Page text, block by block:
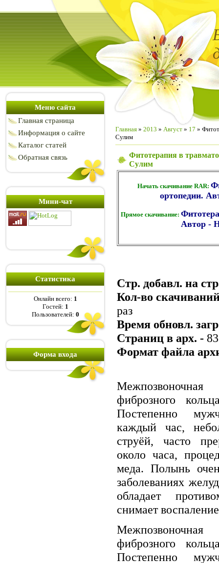
Меню сайта
Главная страница
Информация о сайте
Каталог статей
Обратная связь
Мини-чат
Статистика
Онлайн всего: 1
Гостей: 1
Пользователей: 0
Форма входа
Главная » 2013 » Август » 17 »
Сулим
Фитотерапия в
Сулим
Начать скачивание RAR:
ортопедии.
Прямое скачивание:
Автор -
Стр. добавл. на
Кол-во
раз
Время обновл.
Страниц в арх. -
Формат файла
фиброзного
Постепенно
каждый час,
струёй, часто
около часа,
меда. Полынь
заболеваниях
обладает
снимает
фиброзного
Постепенно